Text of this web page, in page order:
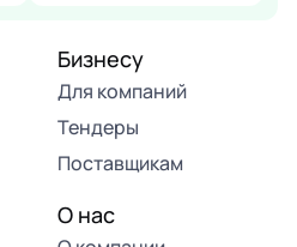
Бизнесу
Для компаний
Тендеры
Поставщикам
О нас